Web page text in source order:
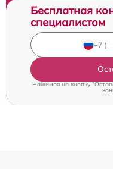
Бесплатная
специалистом
Нажимая на кнопку